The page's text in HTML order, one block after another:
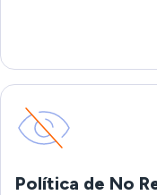
Política de No